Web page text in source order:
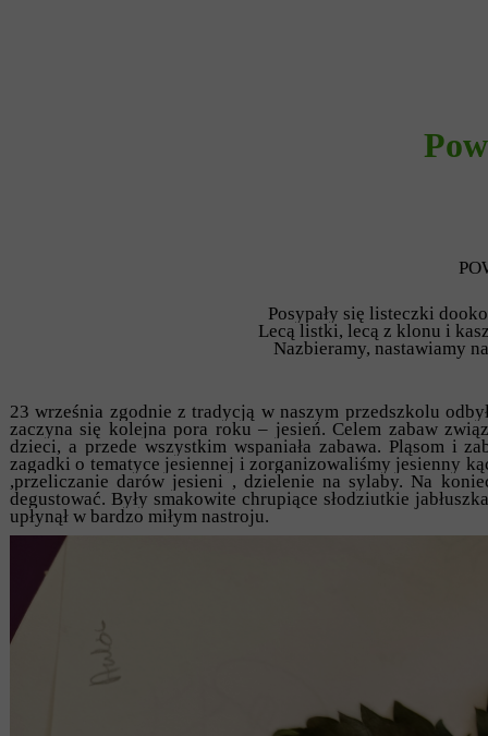
Posypały się listeczki
Lecą listki, lecą z klonu i
Nazbieramy, nastawiamy
23 września zgodnie z tradycją w naszym przedszkolu
zaczyna się kolejna pora roku – jesień. Celem zabaw
dzieci, a przede wszystkim wspaniała zabawa. Pląsom i
zagadki o tematyce jesiennej i zorganizowaliśmy jesienny
,przeliczanie darów jesieni , dzielenie na sylaby. Na
degustować. Były smakowite chrupiące słodziutkie
upłynął w bardzo miłym nastroju.